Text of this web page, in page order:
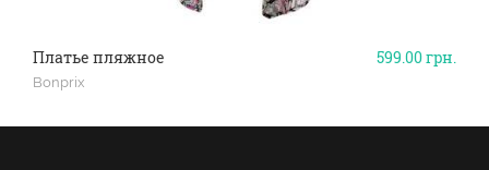
599.00грн.
Платье пляжное
Bonprix